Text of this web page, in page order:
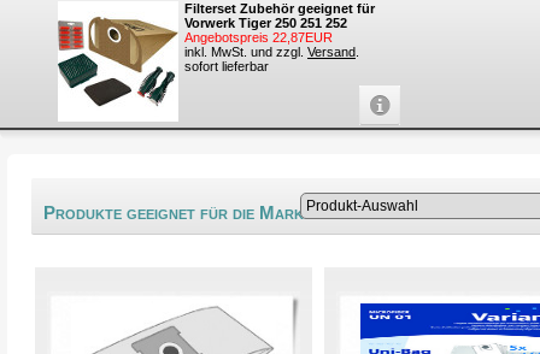
Filterset Zubehör geeignet für
Vorwerk Tiger 250 251 252
Angebotspreis 22,87EUR
inkl. MwSt. und zzgl. Versand
sofort lieferbar
Produkte geeignet für die Marke Girmi®